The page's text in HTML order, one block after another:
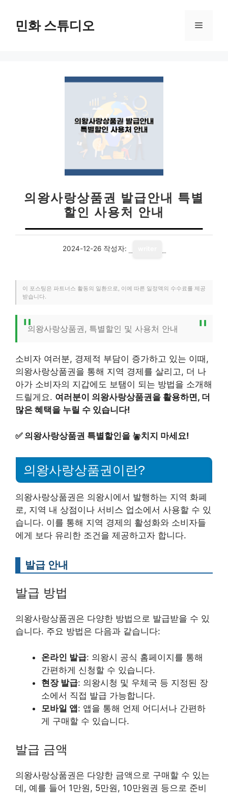
민화 스튜디오 메
의왕사랑상품권 발급안내 특별
할인 사용처 안내
2024-12-26 작성자:
이 포스팅은 파트너스 활동의 일환으로, 이에 따른 일정액의 수수료를 제공
받습니다.
의왕사랑상품권, 특별할인 및 사용처 안내
소비자 여러분, 경제적 부담이 증가하고 있는 이때,
의왕사랑상품권을 통해 지역 경제를 살리고, 더 나
아가 소비자의 지갑에도 보탬이 되는 방법을 소개해
드릴게요. 여러분이 의왕사랑상품권을 활용하면, 더
많은 혜택을 누릴 수 있습니다!
✅ 의왕사랑상품권 특별할인을 놓치지 마세요!
의왕사랑상품권이란?
의왕사랑상품권은 의왕시에서 발행하는 지역 화폐
로, 지역 내 상점이나 서비스 업소에서 사용할 수 있
습니다. 이를 통해 지역 경제의 활성화와 소비자들
에게 보다 유리한 조건을 제공하고자 합니다.
발급 안내
발급 방법
의왕사랑상품권은 다양한 방법으로 발급받을 수 있
습니다. 주요 방법은 다음과 같습니다:
온라인 발급: 의왕시 공식 홈페이지를 통해
간편하게 신청할 수 있습니다.
현장 발급: 의왕시청 및 우체국 등 지정된 장
소에서 직접 발급 가능합니다.
모바일 앱: 앱을 통해 언제 어디서나 간편하
게 구매할 수 있습니다.
발급 금액
의왕사랑상품권은 다양한 금액으로 구매할 수 있는
데, 예를 들어 1만원, 5만원, 10만원권 등으로 준비